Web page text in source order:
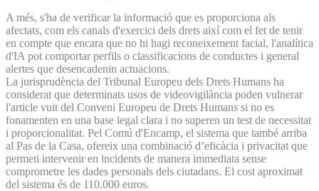
A més, s'ha de verificar la informació que es proporciona als
afectats, com els canals d'exercici dels drets així com el fet de tenir
en compte que encara que no hi hagi reconeixement facial, l'analítica
d'IA pot comportar perfils o classificacions de conductes i general
alertes que desencadenin actuacions.
La jurisprudència del Tribunal Europeu dels Drets Humans ha
considerat que determinats usos de videovigilància poden vulnerar
l'article vuit del Conveni Europeu de Drets Humans si no es
fonamenten en una base legal clara i no superen un test de necessitat
i proporcionalitat. Pel Comú d'Encamp, el sistema que també arriba
al Pas de la Casa, ofereix una combinació d’eficàcia i privacitat que
permeti intervenir en incidents de manera immediata sense
comprometre les dades personals dels ciutadans. El cost aproximat
del sistema és de 110.000 euros.